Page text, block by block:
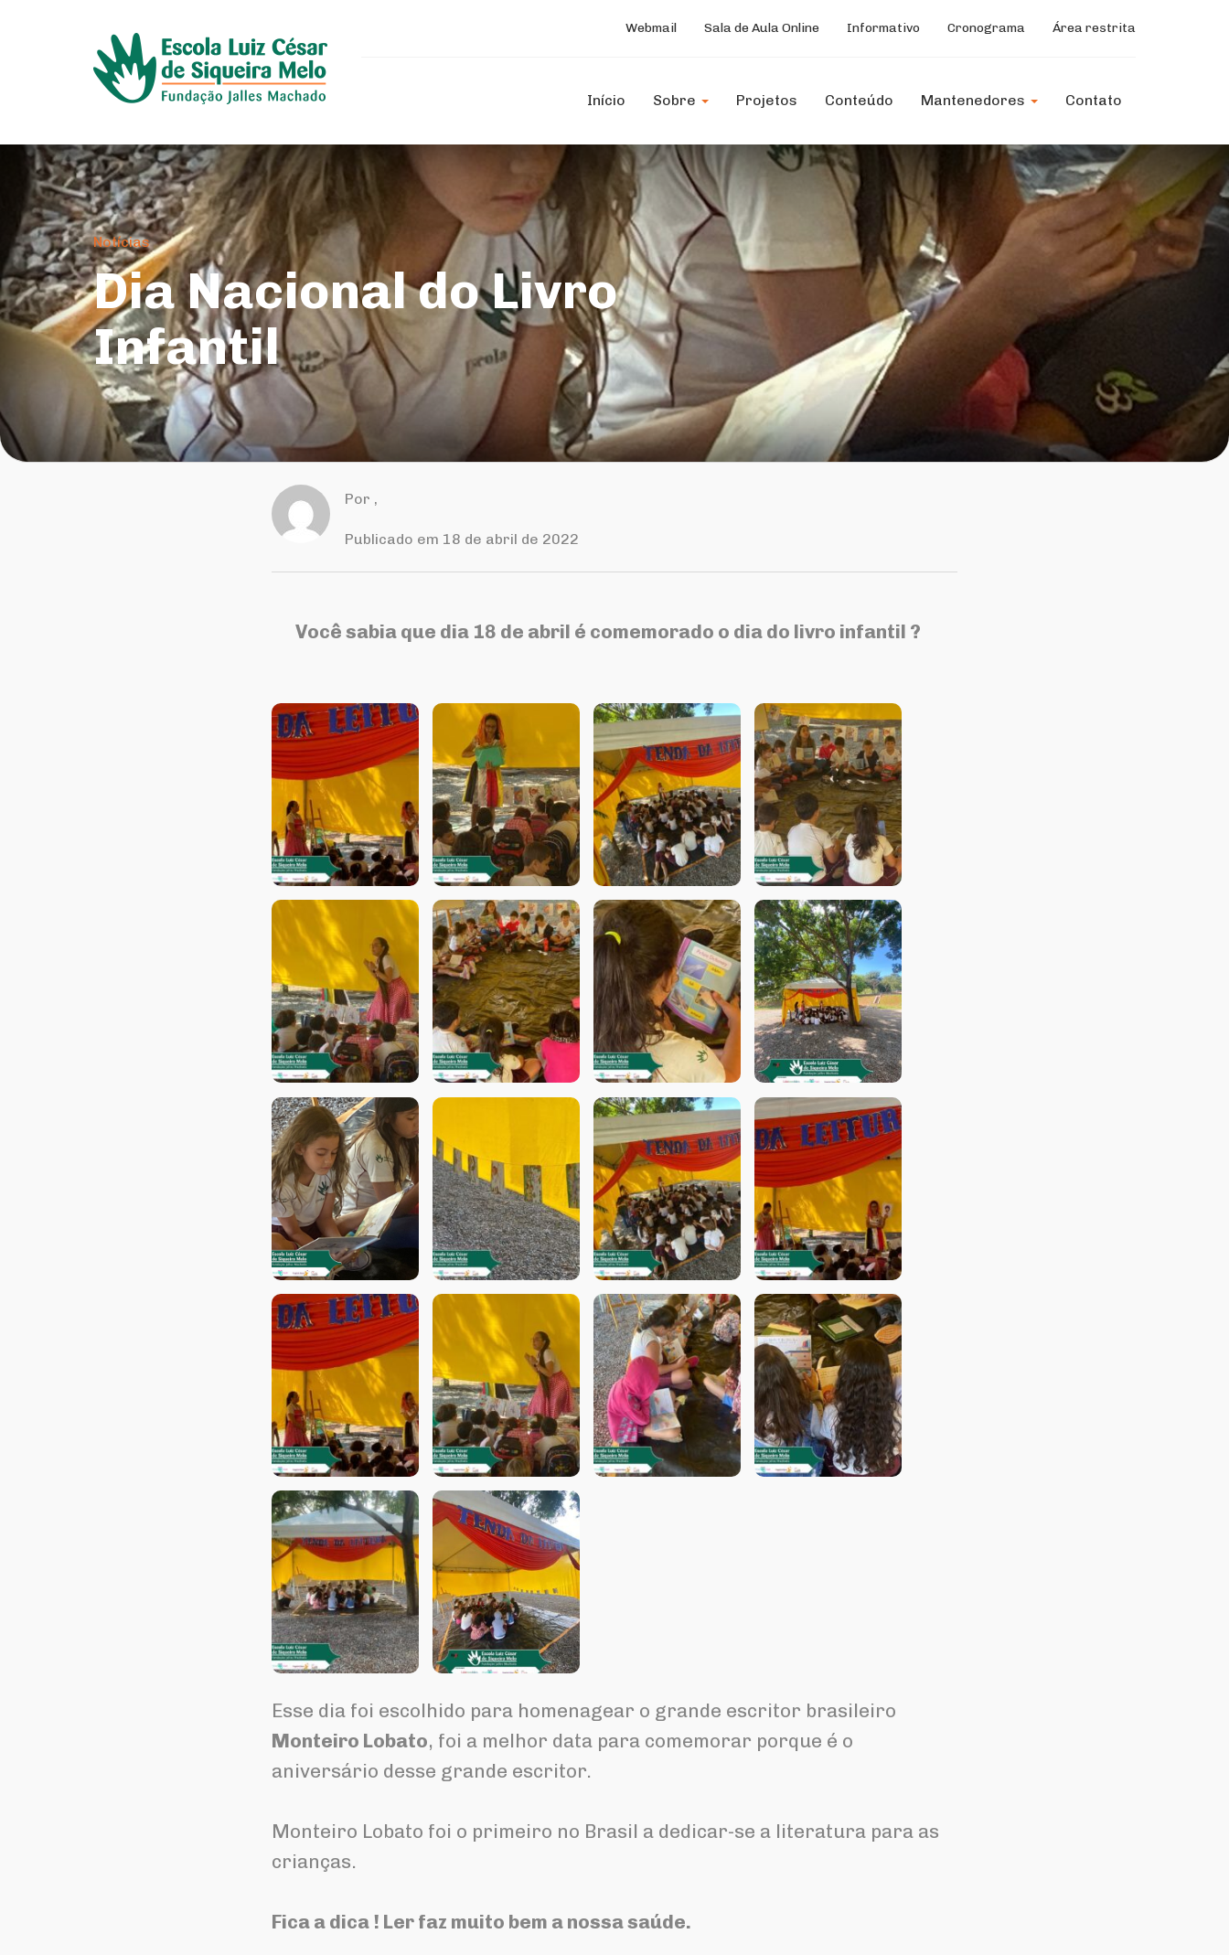
Webmail Sala de Aula Online Informativo Cronograma Área restrita
Início Sobre Projetos Conteúdo Mantenedores Contato
Notícias
Dia Nacional do Livro
Infantil
Por ,
Publicado em 18 de abril de 2022
Você sabia que dia 18 de abril é comemorado o dia do livro infantil ?⠀
Esse dia foi escolhido para homenagear o grande escritor brasileiro
Monteiro Lobato, foi a melhor data para comemorar porque é o
aniversário desse grande escritor.⠀
Monteiro Lobato foi o primeiro no Brasil a dedicar-se a literatura para as
crianças.⠀
Fica a dica ! Ler faz muito bem a nossa saúde.⠀